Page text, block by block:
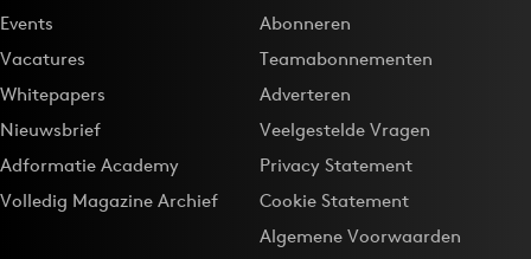
Events
Vacatures
Whitepapers
Nieuwsbrief
Adformatie Academy
Volledig Magazine Archief
Abonneren
Teamabonnementen
Adverteren
Veelgestelde Vragen
Privacy Statement
Cookie Statement
Algemene Voorwaarden